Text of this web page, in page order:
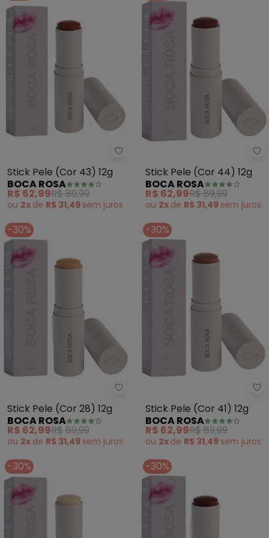
Boca Rosa - Stick Pele (Cor 43)
Stick Pele (Cor 43) 12g
BOCA ROSA
R$ 62,99R$ 89,99
ou 2x de R$ 31,49 sem juros
Stick Pele (Cor 44) 12g
BOCA ROSA
R$ 62,99R$ 89,99
ou 2x de R$ 31,49 sem juros
-30%
Boca Rosa - Stick Pele (Cor 28)
Stick Pele (Cor 28) 12g
BOCA ROSA
R$ 62,99R$ 89,99
ou 2x de R$ 31,49 sem juros
-30%
Stick Pele (Cor 41) 12g
BOCA ROSA
R$ 62,99R$ 89,99
ou 2x de R$ 31,49 sem juros
-30% -30%